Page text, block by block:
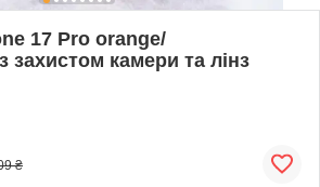
17 Pro orange/
захистом камери та лінз
₴